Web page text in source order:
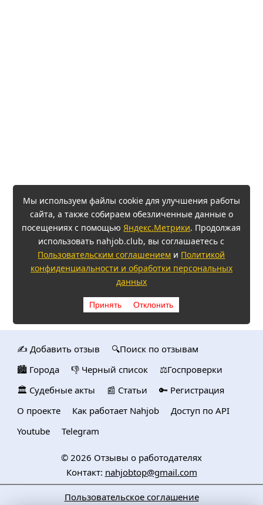
Мы используем файлы cookie для улучшения работы
сайта, а также собираем обезличенные данные о
посещениях с помощьюЯндекс.Метрики. Продолжая
использовать nahjob.club, вы соглашаетесь с
Пользовательским соглашением и Политикой
конфиденциальности и обработки персональных
данных
Принять Отклонить
✍️ Добавить отзыв
🔍Поиск по отзывам
🏙️ Городa
👎 Черный список
⚖️Госпроверки
🏛️ Судебные акты
📰 Статьи
🔑 Регистрация
О проекте
Как работает Nahjob
Доступ по API
Youtube
Telegram
© 2026 Отзывы о работодателях
Контакт: nahjobtop@gmail.com
Пользовательское соглашение